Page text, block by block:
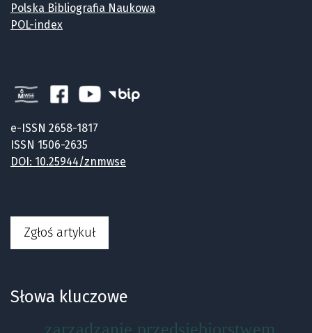
Polska Bibliografia Naukowa
POL-index
e-ISSN 2658-1817
ISSN 1506-2635
DOI: 10.25944/znmwse
Zgłoś artykuł
Słowa kluczowe